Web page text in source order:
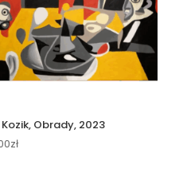
Obrady, 2023
zł